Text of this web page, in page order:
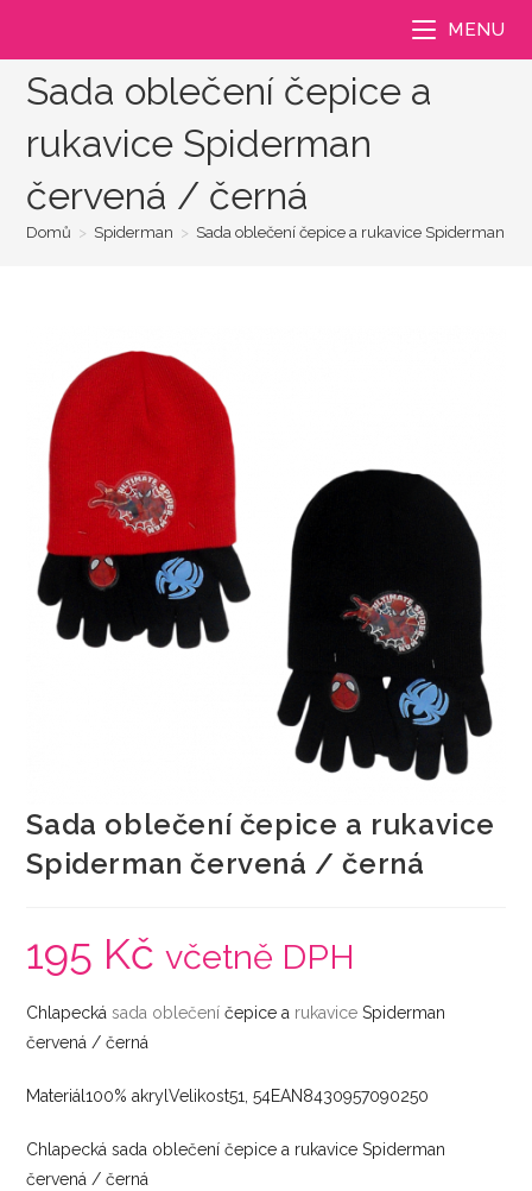
MENU
Sada oblečení čepice a
rukavice Spiderman
červená / černá
Domů > Spiderman > Sada oblečení čepice a rukavice Spiderman
Sada oblečení čepice a rukavice
Spiderman červená / černá
195 Kč včetně DPH
Chlapeckásada oblečení čepice a rukavice Spiderman
červená / černá
Materiál100% akrylVelikost51, 54EAN8430957090250
Chlapecká sada oblečení čepice a rukavice Spiderman
červená / černá